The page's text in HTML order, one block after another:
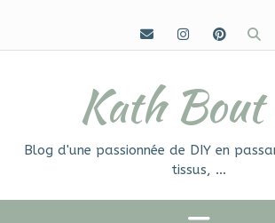
content
Kath
Blog d'une passionnée de DIY en
tissus, …